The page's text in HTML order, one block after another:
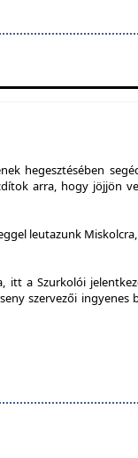
hegesztésében
arra, hogy jöjjön
leutazunk
itt a Szurkolói
szervezői ingyenes